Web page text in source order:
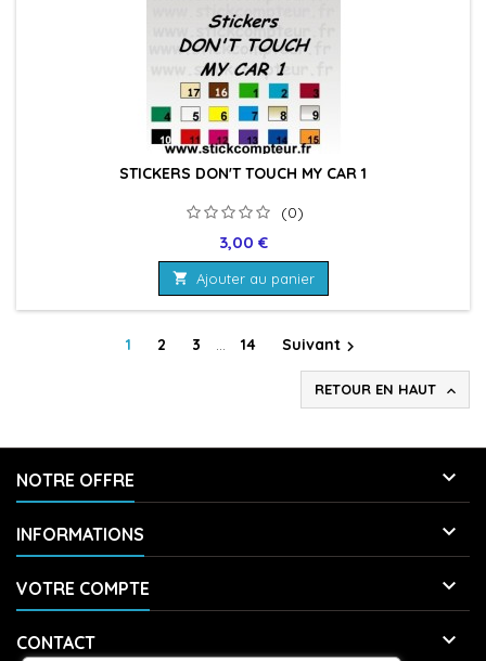
STICKERS DON'T TOUCH MY CAR 1
(0)
Prix
3,00 €
 Ajouter au panier
1 2 3 … 14 Suivant 
RETOUR EN HAUT 
NOTRE OFFRE 
INFORMATIONS 
VOTRE COMPTE 
CONTACT 